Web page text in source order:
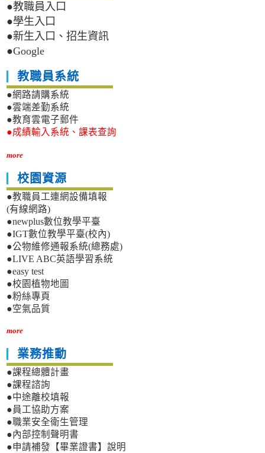
●教職員入口
●學生入口
●新生入口、招生資訊
●Google
教職員系統
●網路請購系統
●雲端差勤系統
●教育雲電子郵件
●成績輸入系統、課表查詢
more
校園資源
●教職員工連網設備填報
(有線網路)
●newplus數位教學平臺
●IGT數位教學平臺(校內)
●公物維修通報系統(總務處)
●LIVE ABC英語學習系統
●easy test
●校園植物地圖
●粉絲專頁
●空氣品質
more
業務推動
●課程總體計畫
●課程諮詢
●中途離校填報
●員工協助方案
●職業安全衛生管理
●內部控制聲明書
●申請補發【畢業證書】說明